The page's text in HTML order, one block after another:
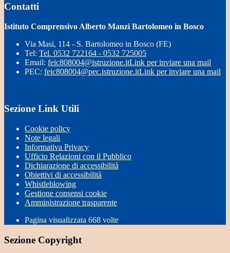
Contatti
Istituto Comprensivo Alberto Manzi Bartolomeo in Bosco
Via Masi, 114 - S. Bartolomeo in Bosco (FE)
Tel: Tel. 0532 722164 - 0532 725005
Email: feic808004@istruzione.itLink per inviare una mail
PEC: feic808004@pec.istruzione.itLink per inviare una mail
Sezione Link Utili
Cookie policy
Note legali
Informativa Privacy
Ufficio Relazioni con il Pubblico
Dichiarazione di accessibilità
Obiettivi di accessibilità
Whistleblowing
Gestione consensi cookie
Amministrazione trasparente
Pagina visualizzata 668 volte
Sezione Copyright